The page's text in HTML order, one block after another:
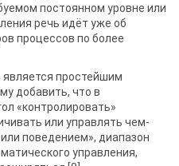
постоянном уровне или
речь идёт уже об
процессов по более
является простейшим
добавить, что в
«контролировать»
или управлять чем-
поведением», диапазон
управления,